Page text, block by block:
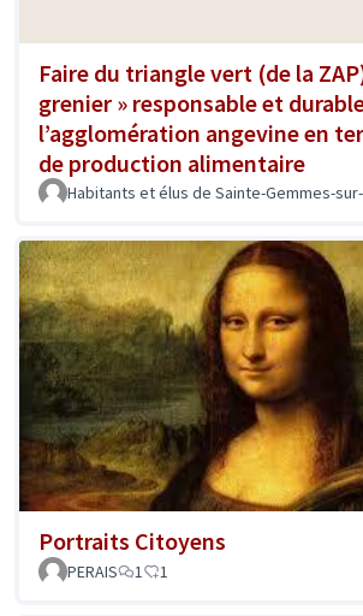
Faire du triangle vert (de la
grenier » responsable et
l’agglomération angevine en
de production alimentaire
Habitants et élus de Sainte-Gemmes-
Portraits Citoyens
PERAIS
1 1